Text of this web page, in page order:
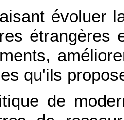
évoluer
étrangères
qu'ils
de